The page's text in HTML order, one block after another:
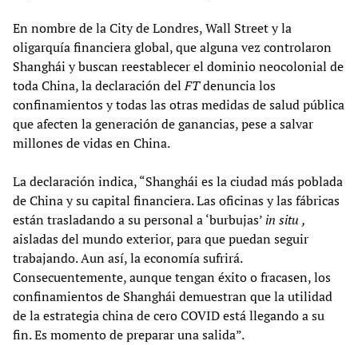
En nombre de la City de Londres, Wall Street y la
oligarquía financiera global, que alguna vez controlaron
Shanghái y buscan reestablecer el dominio neocolonial de
toda China, la declaración delFTdenuncia los
confinamientos y todas las otras medidas de salud pública
que afecten la generación de ganancias, pese a salvar
millones de vidas en China.
La declaración indica, “Shanghái es la ciudad más poblada
de China y su capital financiera. Las oficinas y las fábricas
están trasladando a su personal a ‘burbujas’ in situ ,
aisladas del mundo exterior, para que puedan seguir
trabajando. Aun así, la economía sufrirá.
Consecuentemente, aunque tengan éxito o fracasen, los
confinamientos de Shanghái demuestran que la utilidad
de la estrategia china de cero COVID está llegando a su
fin. Es momento de preparar una salida”.